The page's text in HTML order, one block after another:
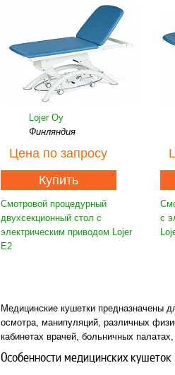
Lojer Oy
Финляндия
Цена по запросу
Купить
Смотровой процедурный
двухсекционный стол с
электрическим приводом Lojer
E2
с
Медицинские кушетки предназначены
осмотра, манипуляций, различных
кабинетах врачей, больничных
Особенности медицинских кушеток